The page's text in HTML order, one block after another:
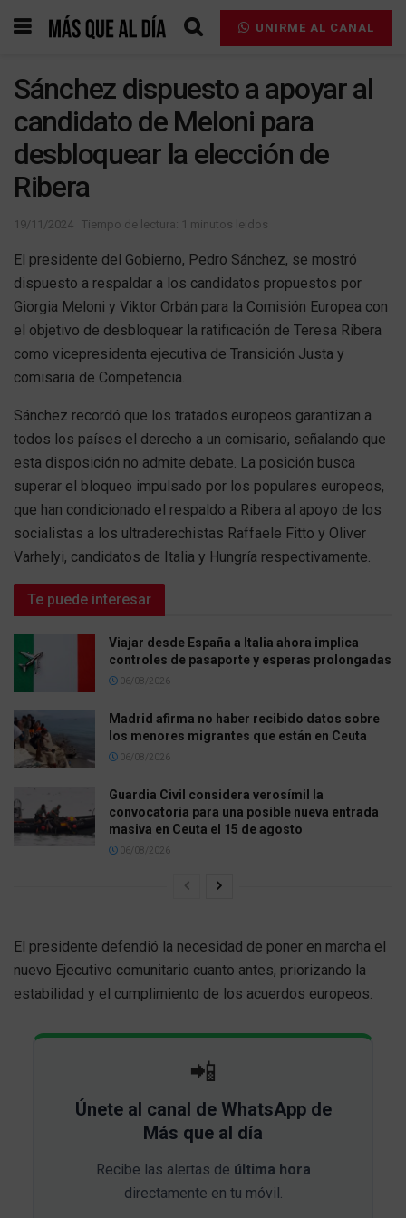
UNIRME AL CANAL
Sánchez dispuesto a apoyar al
candidato de Meloni para
desbloquear la elección de
Ribera
19/11/2024 Tiempo de lectura: 1 minutos leidos
El presidente del Gobierno, Pedro Sánchez, se mostró
dispuesto a respaldar a los candidatos propuestos por
Giorgia Meloni y Viktor Orbán para la Comisión Europea con
el objetivo de desbloquear la ratificación de Teresa Ribera
como vicepresidenta ejecutiva de Transición Justa y
comisaria de Competencia.
Sánchez recordó que los tratados europeos garantizan a
todos los países el derecho a un comisario, señalando que
esta disposición no admite debate. La posición busca
superar el bloqueo impulsado por los populares europeos,
que han condicionado el respaldo a Ribera al apoyo de los
socialistas a los ultraderechistas Raffaele Fitto y Oliver
Varhelyi, candidatos de Italia y Hungría respectivamente.
Te puede interesar
Viajar desde España a Italia ahora implica
controles de pasaporte y esperas prolongadas
06/08/2026
Madrid afirma no haber recibido datos sobre
los menores migrantes que están en Ceuta
06/08/2026
Guardia Civil considera verosímil la
convocatoria para una posible nueva entrada
masiva en Ceuta el 15 de agosto
06/08/2026
El presidente defendió la necesidad de poner en marcha el
nuevo Ejecutivo comunitario cuanto antes, priorizando la
estabilidad y el cumplimiento de los acuerdos europeos.
📲
Únete al canal de WhatsApp de
Más que al día
Recibe las alertas de última hora
directamente en tu móvil.